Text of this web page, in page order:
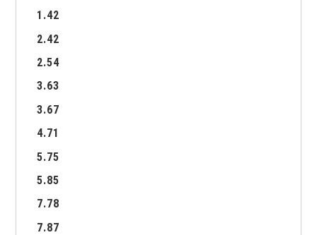
1.42
2.42
2.54
3.63
3.67
4.71
5.75
5.85
7.78
7.87